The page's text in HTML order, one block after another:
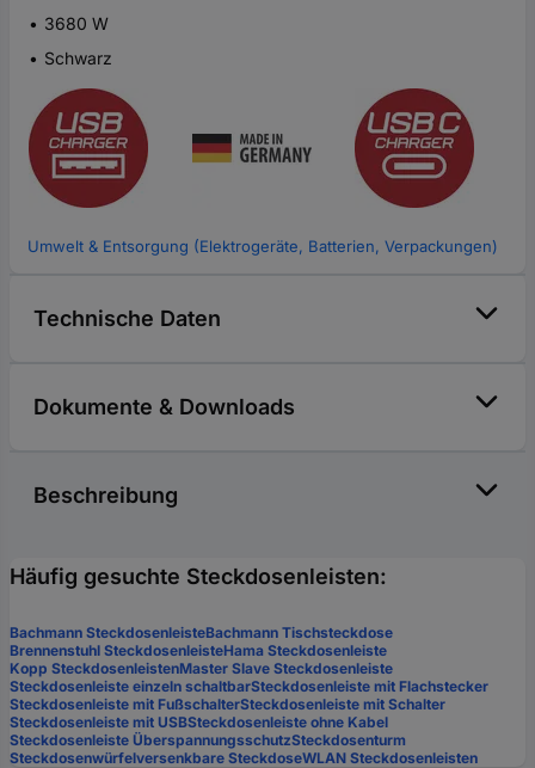
3680 W
Schwarz
Umwelt & Entsorgung (Elektrogeräte, Batterien, Verpackungen)
Technische Daten
Dokumente & Downloads
Beschreibung
Häufig gesuchte Steckdosenleisten:
Bachmann SteckdosenleisteBachmann Tischsteckdose
Brennenstuhl SteckdosenleisteHama Steckdosenleiste
Kopp SteckdosenleistenMaster Slave Steckdosenleiste
Steckdosenleiste einzeln schaltbarSteckdosenleiste mit Flachstecker
Steckdosenleiste mit FußschalterSteckdosenleiste mit Schalter
Steckdosenleiste mit USBSteckdosenleiste ohne Kabel
Steckdosenleiste ÜberspannungsschutzSteckdosenturm
Steckdosenwürfelversenkbare SteckdoseWLAN Steckdosenleisten